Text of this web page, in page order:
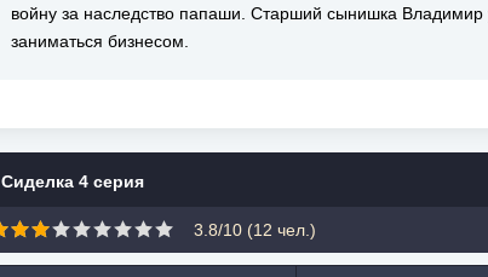
войну за наследство папаши. Старший сынишка Владимир
заниматься бизнесом.
Сиделка 4 серия
3.8/10 (12 чел.)